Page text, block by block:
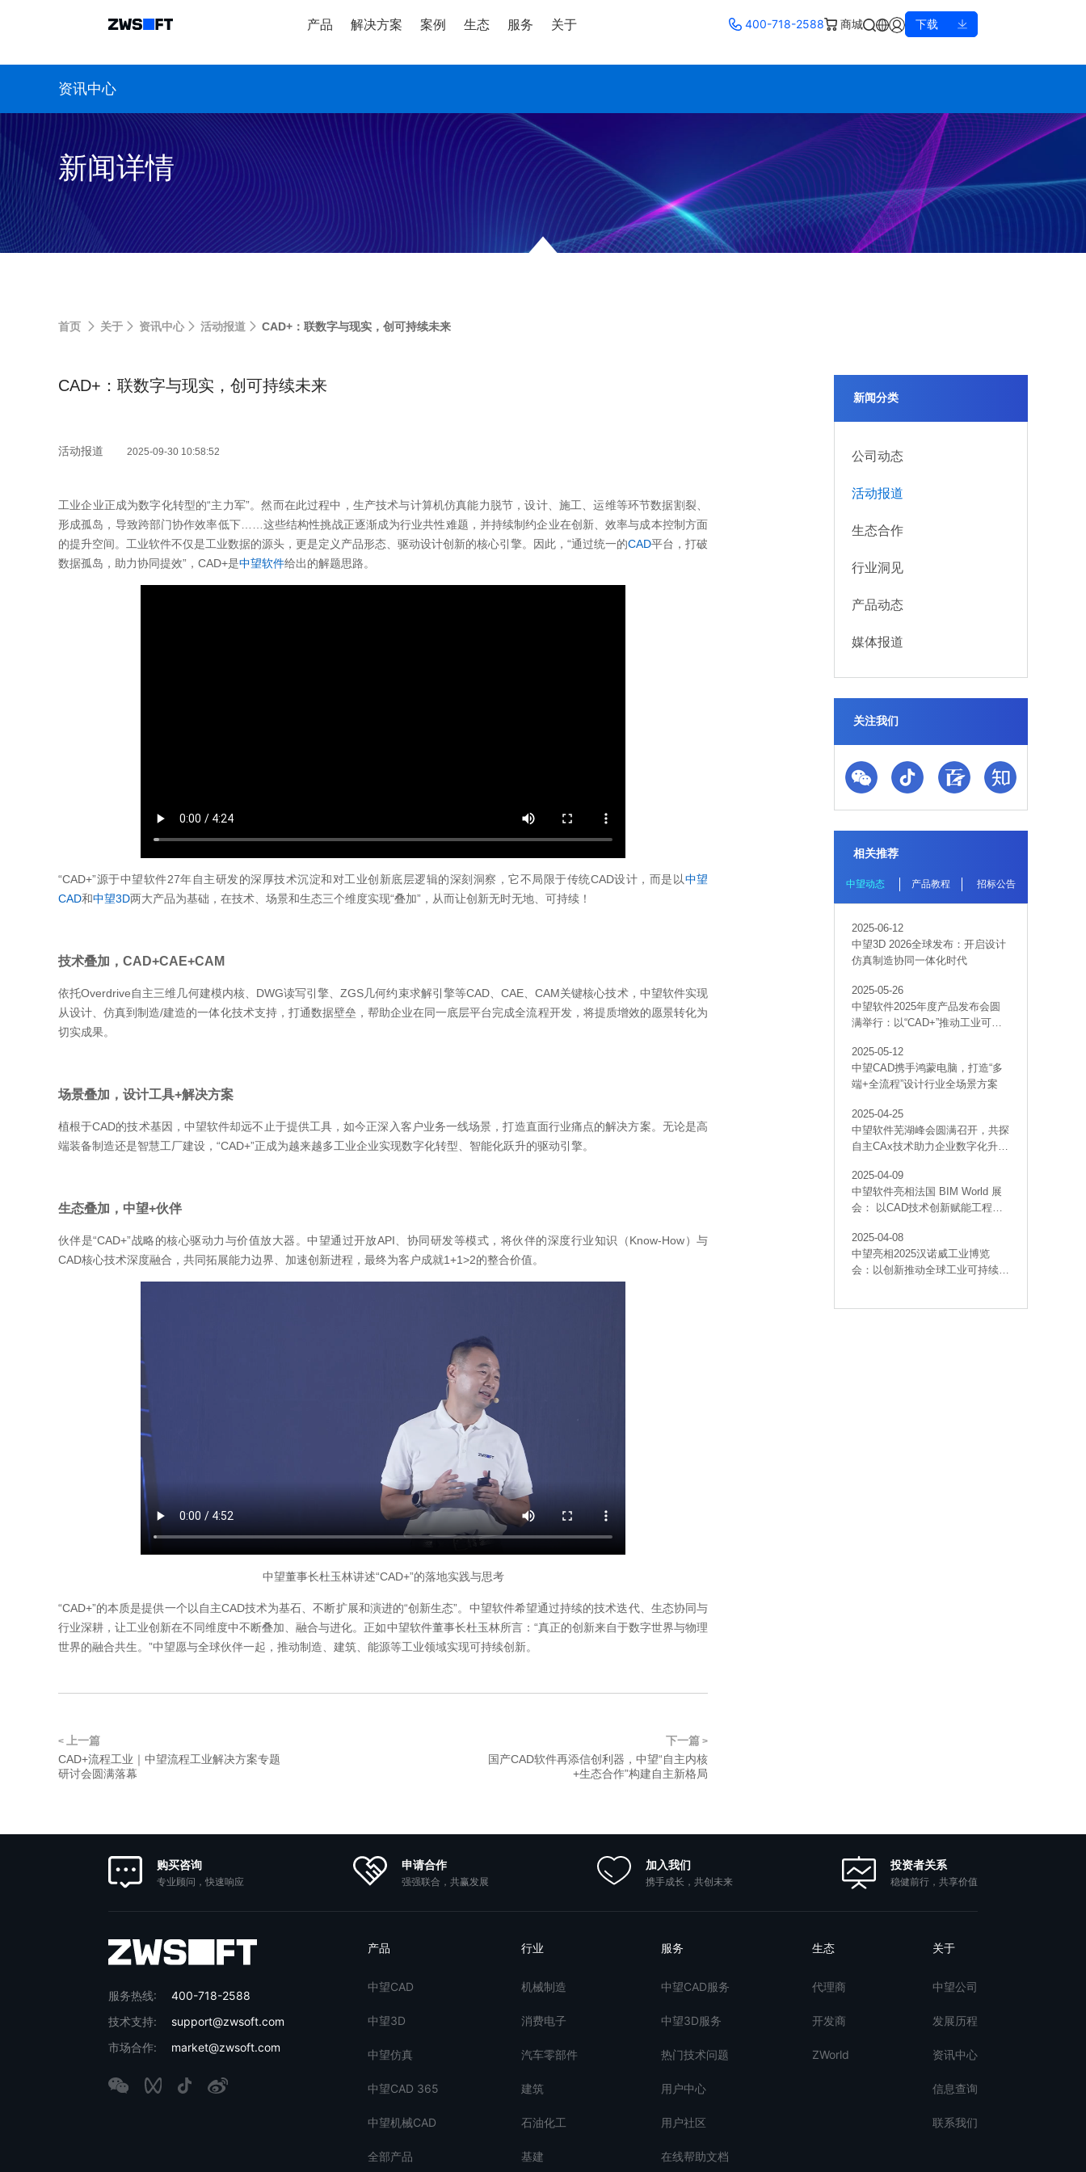
产品 解决方案 案例 生态 服务 关于 400-718-2588 商城 下载
新闻详情
资讯中心
首页 关于 资讯中心 活动报道 CAD+：联数字与现实，创可持续未来
CAD+：联数字与现实，创可持续未来
活动报道 2025-09-30 10:58:52
工业企业正成为数字化转型的“主力军”。然而在此过程中，生产技术与计算机仿真能力脱节，设计、施工、运维等环节数据割裂、
形成孤岛，导致跨部门协作效率低下……这些结构性挑战正逐渐成为行业共性难题，并持续制约企业在创新、效率与成本控制方面
的提升空间。工业软件不仅是工业数据的源头，更是定义产品形态、驱动设计创新的核心引擎。因此，“通过统一的CAD平台，打破
数据孤岛，助力协同提效”，CAD+是中望软件给出的解题思路。
“CAD+”源于中望软件27年自主研发的深厚技术沉淀和对工业创新底层逻辑的深刻洞察，它不局限于传统CAD设计，而是以中望
CAD和中望3D两大产品为基础，在技术、场景和生态三个维度实现“叠加”，从而让创新无时无地、可持续！
技术叠加，CAD+CAE+CAM
依托Overdrive自主三维几何建模内核、DWG读写引擎、ZGS几何约束求解引擎等CAD、CAE、CAM关键核心技术，中望软件实现
从设计、仿真到制造/建造的一体化技术支持，打通数据壁垒，帮助企业在同一底层平台完成全流程开发，将提质增效的愿景转化为
切实成果。
场景叠加，设计工具+解决方案
植根于CAD的技术基因，中望软件却远不止于提供工具，如今正深入客户业务一线场景，打造直面行业痛点的解决方案。无论是高
端装备制造还是智慧工厂建设，“CAD+”正成为越来越多工业企业实现数字化转型、智能化跃升的驱动引擎。
生态叠加，中望+伙伴
伙伴是“CAD+”战略的核心驱动力与价值放大器。中望通过开放API、协同研发等模式，将伙伴的深度行业知识（Know-How）与
CAD核心技术深度融合，共同拓展能力边界、加速创新进程，最终为客户成就1+1>2的整合价值。
中望董事长杜玉林讲述“CAD+”的落地实践与思考
“CAD+”的本质是提供一个以自主CAD技术为基石、不断扩展和演进的“创新生态”。中望软件希望通过持续的技术迭代、生态协同与
行业深耕，让工业创新在不同维度中不断叠加、融合与进化。正如中望软件董事长杜玉林所言：“真正的创新来自于数字世界与物理
世界的融合共生。”中望愿与全球伙伴一起，推动制造、建筑、能源等工业领域实现可持续创新。
<
上一篇
CAD+流程工业｜中望流程工业解决方案专题
研讨会圆满落幕
下一篇 >
国产CAD软件再添信创利器，中望“自主内核
+生态合作”构建自主新格局
新闻分类
公司动态
活动报道
生态合作
行业洞见
产品动态
媒体报道
关注我们
相关推荐
中望动态 产品教程 招标公告
2025-06-12
中望3D 2026全球发布：开启设计
仿真制造协同一体化时代
2025-05-26
中望软件2025年度产品发布会圆
满举行：以“CAD+”推动工业可持
2025-05-12
中望CAD携手鸿蒙电脑，打造“多
端+全流程”设计行业全场景方案
2025-04-25
中望软件芜湖峰会圆满召开，共探
自主CAx技术助力企业数字化升级
2025-04-09
中望软件亮相法国 BIM World 展
会： 以CAD技术创新赋能工程建
2025-04-08
中望亮相2025汉诺威工业博览
会：以创新推动全球工业可持续发
购买咨询
专业顾问，快速响应
申请合作
强强联合，共赢发展
加入我们
携手成长，共创未来
投资者关系
稳健前行，共享价值
服务热线:
400-718-2588
技术支持:
support@zwsoft.com
市场合作:
market@zwsoft.com
产品
中望CAD
中望3D
中望仿真
中望CAD 365
中望机械CAD
全部产品
行业
机械制造
消费电子
汽车零部件
建筑
石油化工
基建
服务
中望CAD服务
中望3D服务
热门技术问题
用户中心
用户社区
在线帮助文档
生态
代理商
开发商
ZWorld
关于
中望公司
发展历程
资讯中心
信息查询
联系我们